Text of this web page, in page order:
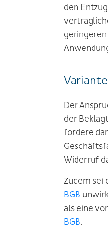
den
Der
der
fordere
Widerruf
Zudem sei
BGB
als eine
BGB.